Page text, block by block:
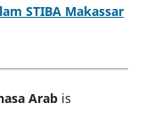
STIBA Makassar
Arab is